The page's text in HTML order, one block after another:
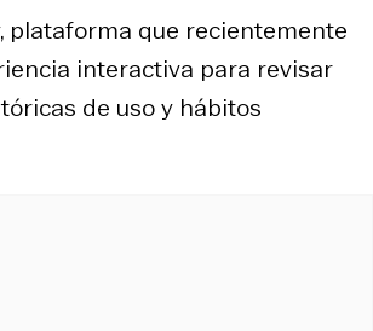
plataforma que recientemente
interactiva para revisar
de uso y hábitos